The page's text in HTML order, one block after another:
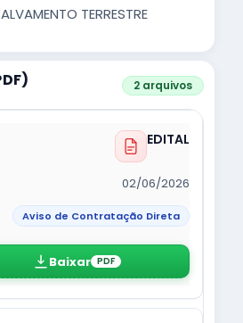
TERRESTRE
2 arquivos
EDITAL
02/06/2026
Aviso de Contratação Direta
Baixar PDF